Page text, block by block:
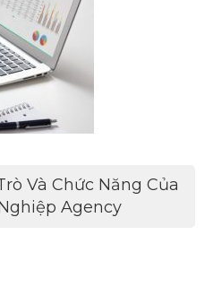
Và Chức Năng Của
Agency